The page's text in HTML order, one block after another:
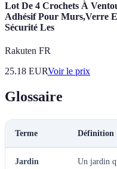
Lot De 4 Crochets À
Adhésif Pour Murs,Verre
Sécurité Les
Rakuten FR
25.18 EURVoir le prix
Glossaire
Terme Définition
Jardin
Un jardin